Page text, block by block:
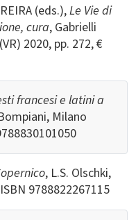
(eds.),Le Vie di
cura, Gabrielli
2020, pp. 272, €
francesi e latini a
Milano
, L.S. Olschki,
9788822267115